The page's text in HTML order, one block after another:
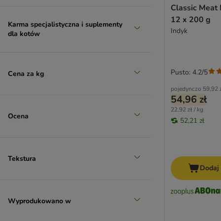
Terra Felis
Venandi Animal
Wellness Core
WOW Cat
ZiwiPeak
Karma specjalistyczna i suplementy
dla kotów
Cena za kg
Ocena
Tekstura
Wyprodukowano w
Classic Meat
12 x 200 g
Indyk
pojedynczo 59,92
54,96 zł
22,92 zł / kg
52,21 zł
Pusto: 4.2/5
Dodaj